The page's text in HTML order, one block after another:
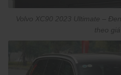
Volvo XC90 2023 Ultimate –
theo